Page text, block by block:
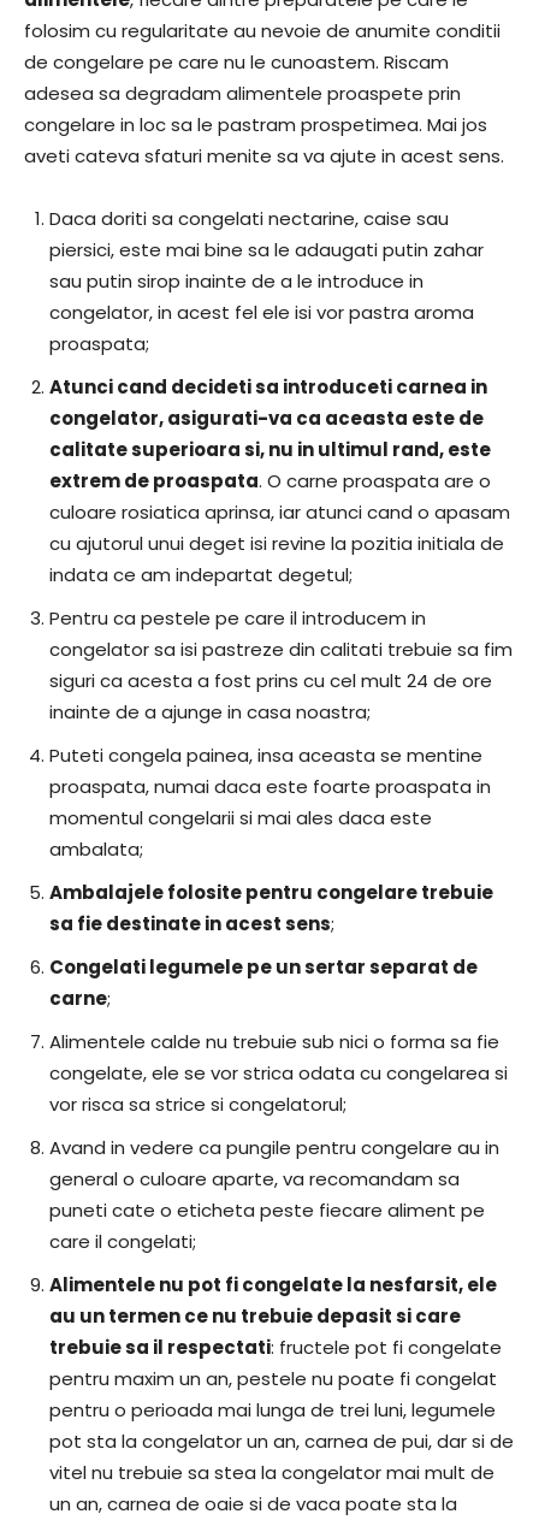
folosim cu regularitate au nevoie de anumite conditii
de congelare pe care nu le cunoastem. Riscam
adesea sa degradam alimentele proaspete prin
congelare in loc sa le pastram prospetimea. Mai jos
aveti cateva sfaturi menite sa va ajute in acest sens.
Daca doriti sa congelati nectarine, caise sau
piersici, este mai bine sa le adaugati putin zahar
sau putin sirop inainte de a le introduce in
congelator, in acest fel ele isi vor pastra aroma
proaspata;
Atunci cand decideti sa introduceti carnea in
congelator, asigurati-va ca aceasta este de
calitate superioara si, nu in ultimul rand, este
extrem de proaspata. O carne proaspata are o
culoare rosiatica aprinsa, iar atunci cand o apasam
cu ajutorul unui deget isi revine la pozitia initiala de
indata ce am indepartat degetul;
Pentru ca pestele pe care il introducem in
congelator sa isi pastreze din calitati trebuie sa fim
siguri ca acesta a fost prins cu cel mult 24 de ore
inainte de a ajunge in casa noastra;
Puteti congela painea, insa aceasta se mentine
proaspata, numai daca este foarte proaspata in
momentul congelarii si mai ales daca este
ambalata;
Ambalajele folosite pentru congelare trebuie
sa fie destinate in acest sens;
Congelati legumele pe un sertar separat de
carne;
Alimentele calde nu trebuie sub nici o forma sa fie
congelate, ele se vor strica odata cu congelarea si
vor risca sa strice si congelatorul;
Avand in vedere ca pungile pentru congelare au in
general o culoare aparte, va recomandam sa
puneti cate o eticheta peste fiecare aliment pe
care il congelati;
Alimentele nu pot fi congelate la nesfarsit, ele
au un termen ce nu trebuie depasit si care
trebuie sa il respectati: fructele pot fi congelate
pentru maxim un an, pestele nu poate fi congelat
pentru o perioada mai lunga de trei luni, legumele
pot sta la congelator un an, carnea de pui, dar si de
vitel nu trebuie sa stea la congelator mai mult de
un an, carnea de oaie si de vaca poate sta la